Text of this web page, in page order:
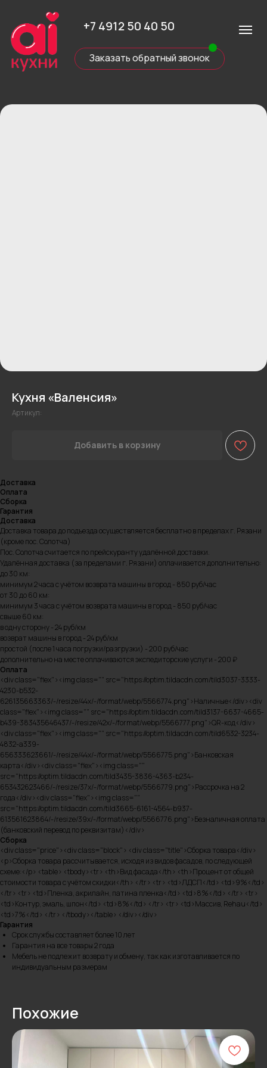
Кухня «Валенсия»
Артикул:
Добавить в корзину
Доставка
Оплата
Сборка
Гарантия
Доставка
Доставка товара до подъезда осуществляется бесплатно в пределах г. Рязани
(кроме пос. Солотча)
Пос. Солотча считается по прейскуранту удалённой доставки.
Удалённая доставка (за пределами г. Рязани) оплачивается дополнительно:
до 30 км:
минимум 2 часа с учётом возврата машины в город - 850 руб/час
от 30 до 60 км:
минимум 3 часа с учётом возврата машины в город - 850 руб/час
свыше 60 км:
в одну сторону - 24 руб/км
возврат машины в город - 24 руб/км
простой (после 1 часа погрузки/разгрузки) - 200 руб/час
дополнительно на месте оплачиваются экспедиторские услуги - 200 ₽
Оплата
<div class="flex"><img class="" src="https://optim.tildacdn.com/tild3037-3333-
4230-b532-
626135663363/-/resize/44x/-/format/webp/5566774.png">Наличные</div><div
class="flex"><img class="" src="https://optim.tildacdn.com/tild3137-6637-4665-
b439-383435646437/-/resize/42x/-/format/webp/5566777.png">QR-код</div>
<div class="flex"><img class="" src="https://optim.tildacdn.com/tild6532-3234-
4832-a339-
656333623661/-/resize/44x/-/format/webp/5566775.png">Банковская
карта</div><div class="flex"><img class=""
src="https://optim.tildacdn.com/tild3435-3836-4363-b234-
653432623466/-/resize/37x/-/format/webp/5566779.png">Рассрочка на 2
года</div><div class="flex"><img class=""
src="https://optim.tildacdn.com/tild3665-6161-4564-b937-
613561623864/-/resize/39x/-/format/webp/5566776.png">Безналичная оплата
(банковский перевод по реквизитам)</div>
Сборка
<div class="price"><div class="block"> <div class="title">Сборка товара</div>
<p>Сборка товара рассчитывается, исходя из видов фасадов, по следующей
схеме:</p> <table> <tbody><tr> <th>Вид фасада</th> <th>Процент от общей
стоимости товара с учётом скидки</th> </tr> <tr> <td>ЛДСП</td> <td>9%</td>
</tr> <tr> <td>Пленка, акрилайн, патина пленка</td> <td>8%</td> </tr> <tr>
<td>Контур, эмаль, шпон</td> <td>8%</td> </tr> <tr> <td>Массив, Rehau</td>
<td>7%</td> </tr> </tbody></table> </div></div>
Гарантия
Срок службы составляет более 10 лет
Гарантия на все товары 2 года
Мебель не подлежит возврату и обмену, так как изготавливается по
индивидуальным размерам
Похожие